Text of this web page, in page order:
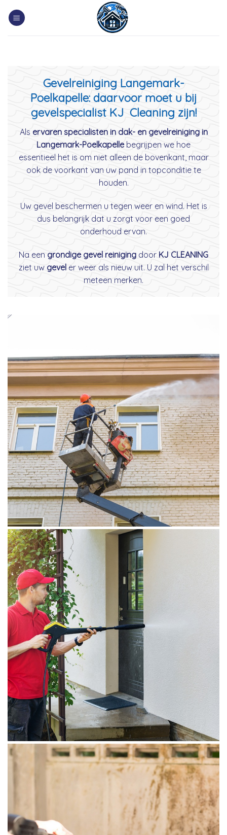
Gevelreiniging Langemark-
Poelkapelle: daarvoor moet u bij
gevelspecialist KJ Cleaning zijn!
Als ervaren specialisten in dak- en gevelreiniging in
Langemark-Poelkapellebegrijpen we hoe
essentieel het is om niet alleen de bovenkant, maar
ook de voorkant van uw pand in topconditie te
houden.
Uw gevel beschermen u tegen weer en wind. Het is
dus belangrijk dat u zorgt voor een goed
onderhoud ervan.
Na een grondige gevel reiniging door KJ CLEANING
ziet uw geveler weer als nieuw uit. U zal het verschil
meteen merken.